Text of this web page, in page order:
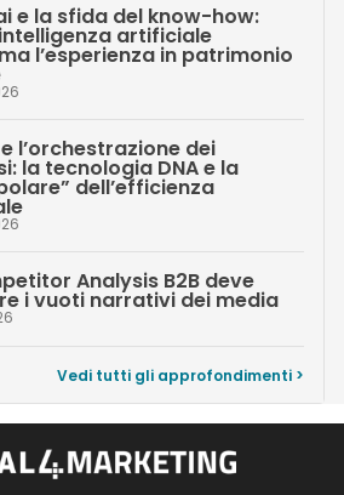
e la sfida del know-how:
artificiale
l’esperienza in patrimonio
l’orchestrazione dei
la tecnologia DNA e la
dell’efficienza
Analysis B2B deve
i vuoti narrativi dei media
Vedi tutti gli approfondimenti >